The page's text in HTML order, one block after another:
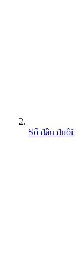
Sổ đầu đuôi